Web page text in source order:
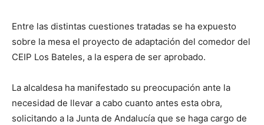
Entre las distintas cuestiones tratadas se ha expuesto
sobre la mesa el proyecto de adaptación del comedor del
CEIP Los Bateles, a la espera de ser aprobado.
La alcaldesa ha manifestado su preocupación ante la
necesidad de llevar a cabo cuanto antes esta obra,
solicitando a la Junta de Andalucía que se haga cargo de